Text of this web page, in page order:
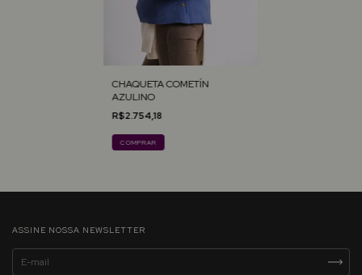
CHAQUETA COMETÍN
AZULINO
R$2.754,18
COMPRAR
ASSINE NOSSA NEWSLETTER